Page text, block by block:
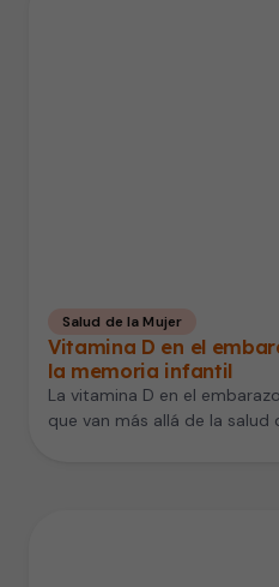
Salud de la Mujer
Vitamina D en el
la memoria infantil
La vitamina D en el
que van más allá de la salud